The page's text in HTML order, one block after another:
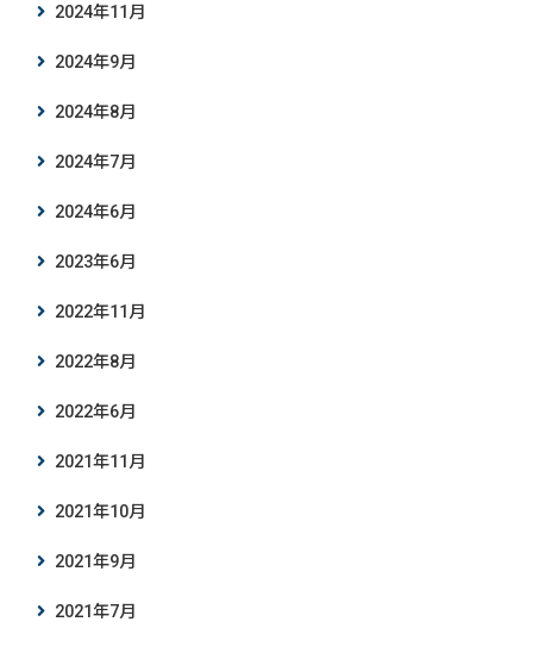
2024年11月
2024年9月
2024年8月
2024年7月
2024年6月
2023年6月
2022年11月
2022年8月
2022年6月
2021年11月
2021年10月
2021年9月
2021年7月